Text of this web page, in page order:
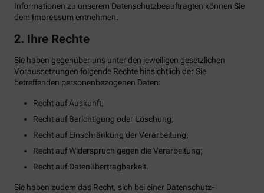
Informationen zu unserem Datenschutzbeauftragten können Sie
dem Impressum entnehmen.
2. Ihre Rechte
Sie haben gegenüber uns unter den jeweiligen gesetzlichen
Voraussetzungen folgende Rechte hinsichtlich der Sie
betreffenden personenbezogenen Daten:
Recht auf Auskunft;
Recht auf Berichtigung oder Löschung;
Recht auf Einschränkung der Verarbeitung;
Recht auf Widerspruch gegen die Verarbeitung;
Recht auf Datenübertragbarkeit.
Sie haben zudem das Recht, sich bei einer Datenschutz-